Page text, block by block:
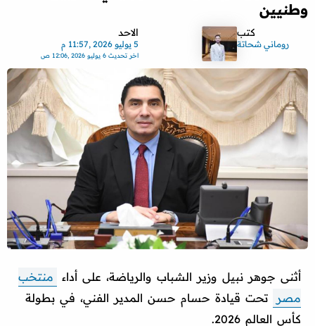
وطنيين
كتب
روماني شحاتة
الاحد
5 يوليو 2026 ,11:57 م
اخر تحديث6 يوليو 2026 ,12:06 ص
أثنى جوهر نبيل وزير الشباب والرياضة، على أداء
منتخب
مصر
تحت قيادة حسام حسن المدير الفني، في بطولة
كأس العالم 2026.